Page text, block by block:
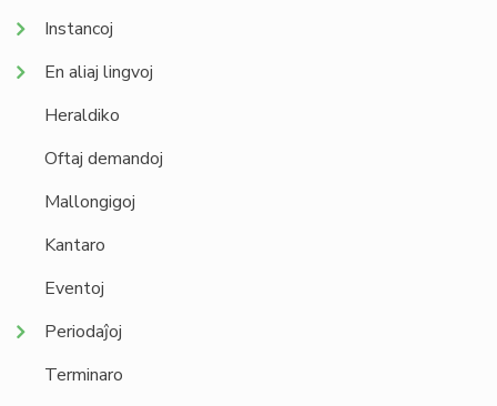
Instancoj
En aliaj lingvoj
Heraldiko
Oftaj demandoj
Mallongigoj
Kantaro
Eventoj
Periodaĵoj
Terminaro